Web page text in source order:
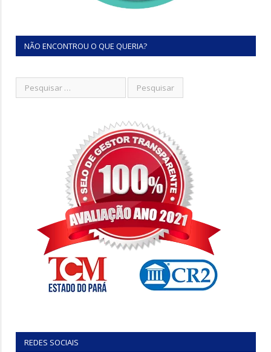
NÃO ENCONTROU O QUE QUERIA?
REDES SOCIAIS